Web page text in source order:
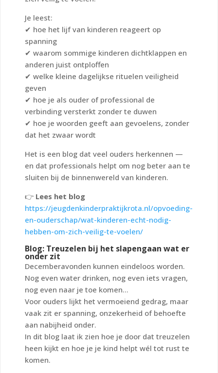
Je leest:
✔ hoe het lijf van kinderen reageert op
spanning
✔ waarom sommige kinderen dichtklappen en
anderen juist ontploffen
✔ welke kleine dagelijkse rituelen veiligheid
geven
✔ hoe je als ouder of professional de
verbinding versterkt zonder te duwen
✔ hoe je woorden geeft aan gevoelens, zonder
dat het zwaar wordt
Het is een blog dat veel ouders herkennen —
en dat professionals helpt om nog beter aan te
sluiten bij de binnenwereld van kinderen.
👉 Lees het blog
https://jeugdenkinderpraktijkrota.nl/opvoeding-
en-ouderschap/wat-kinderen-echt-nodig-
hebben-om-zich-veilig-te-voelen/
Blog: Treuzelen bij het slapengaan wat er
onder zit
Decemberavonden kunnen eindeloos worden.
Nog even water drinken, nog even iets vragen,
nog even naar je toe komen…
Voor ouders lijkt het vermoeiend gedrag, maar
vaak zit er spanning, onzekerheid of behoefte
aan nabijheid onder.
In dit blog laat ik zien hoe je door dat treuzelen
heen kijkt en hoe je je kind helpt wél tot rust te
komen.